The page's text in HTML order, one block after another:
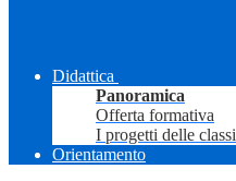
Didattica
Panoramica
Offerta formativa
I progetti delle classi
Orientamento